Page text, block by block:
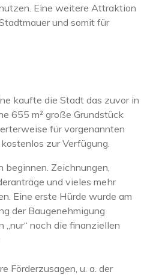
Eine weitere Attraktion
und somit für
kaufte die Stadt das zuvor in
655 m² große Grundstück
für vorgenannten
zur Verfügung.
Zeichnungen,
und vieles mehr
Eine erste Hürde wurde am
der Baugenehmigung
„nur“ noch die finanziellen
Förderzusagen, u. a. der